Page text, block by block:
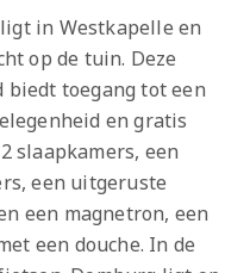
ligt in Westkapelle en
op de tuin. Deze
biedt toegang tot een
en gratis
slaapkamers, een
een uitgeruste
een magnetron, een
een douche. In de